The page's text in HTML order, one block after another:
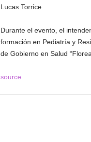
Lucas Torrice.
Durante el evento, el
formación en Pediatría y
de Gobierno en Salud
source